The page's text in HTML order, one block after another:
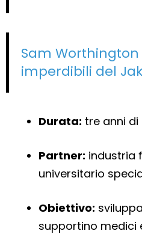
Sam
imperdibili del
Durata: tre anni
Partner: industria
universitario
Obiettivo:
supportino medici